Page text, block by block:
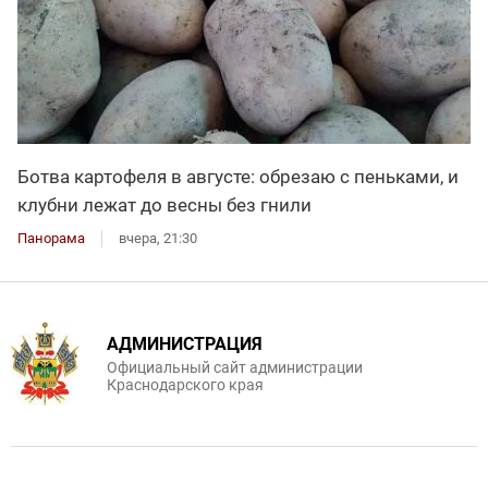
Ботва картофеля в августе: обрезаю с пеньками, и
клубни лежат до весны без гнили
Панорама вчера, 21:30
АДМИНИСТРАЦИЯ
Официальный сайт администрации
Краснодарского края